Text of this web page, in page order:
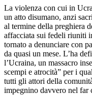
La violenza con cui in
un atto disumano, anzi
al termine della preghiera
affacciata sui fedeli riuniti
tornato a denunciare con
da quasi un mese. L’ha
l’Ucraina, un massacro
scempi e atrocità” per i
tutti gli attori della
impegnino davvero nel far